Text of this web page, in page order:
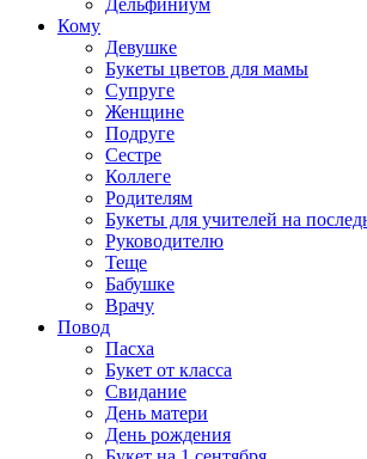
Кому
Девушке
Букеты цветов для мамы
Супруге
Женщине
Подруге
Сестре
Коллеге
Родителям
Букеты для учителей на
Руководителю
Теще
Бабушке
Врачу
Повод
Пасха
Букет от класса
Свидание
День матери
День рождения